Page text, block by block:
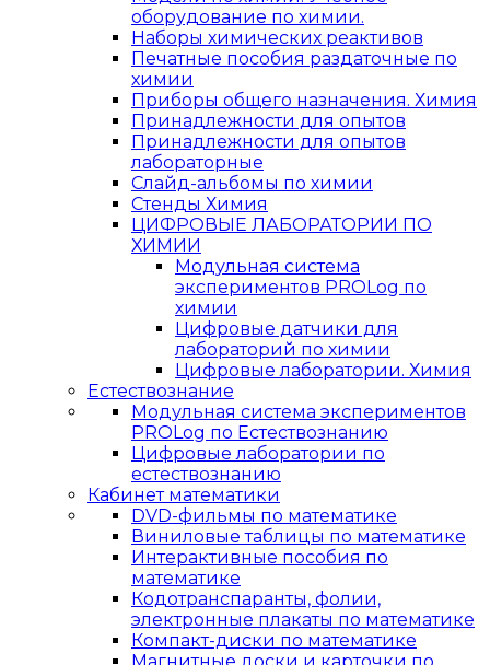
оборудование по химии.
Наборы химических реактивов
Печатные пособия раздаточные по
химии
Приборы общего назначения. Химия
Принадлежности для опытов
Принадлежности для опытов
лабораторные
Слайд-альбомы по химии
Стенды Химия
ЦИФРОВЫЕ ЛАБОРАТОРИИ ПО
ХИМИИ
Модульная система
экспериментов PROLog по
химии
Цифровые датчики для
лабораторий по химии
Цифровые лаборатории. Химия
Естествознание
Модульная система экспериментов
PROLog по Естествознанию
Цифровые лаборатории по
естествознанию
Кабинет математики
DVD-фильмы по математике
Виниловые таблицы по математике
Интерактивные пособия по
математике
Кодотранспаранты, фолии,
электронные плакаты по математике
Компакт-диски по математике